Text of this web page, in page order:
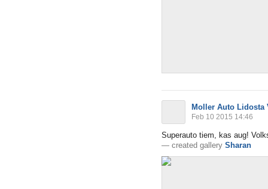
Moller Auto Lidosta
Feb 10 2015 14:46
Superauto tiem, kas aug!
— created gallery Sharan